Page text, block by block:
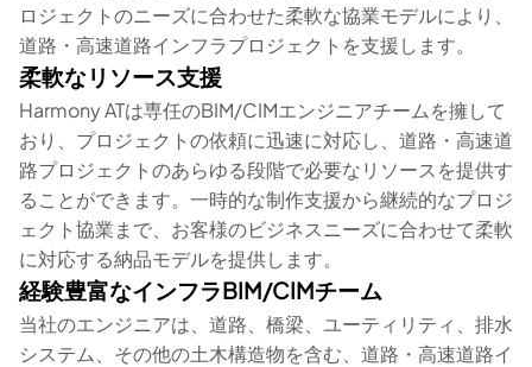
ロジェクトのニーズに合わせた柔軟な協業モデルにより、
道路・高速道路インフラプロジェクトを支援します。
柔軟なリソース支援
Harmony ATは専任のBIM/CIMエンジニアチームを擁して
おり、プロジェクトの依頼に迅速に対応し、道路・高速道
路プロジェクトのあらゆる段階で必要なリソースを提供す
ることができます。一時的な制作支援から継続的なプロジ
ェクト協業まで、お客様のビジネスニーズに合わせて柔軟
に対応する納品モデルを提供します。
経験豊富なインフラBIM/CIMチーム
当社のエンジニアは、道路、橋梁、ユーティリティ、排水
システム、その他の土木構造物を含む、道路・高速道路イ